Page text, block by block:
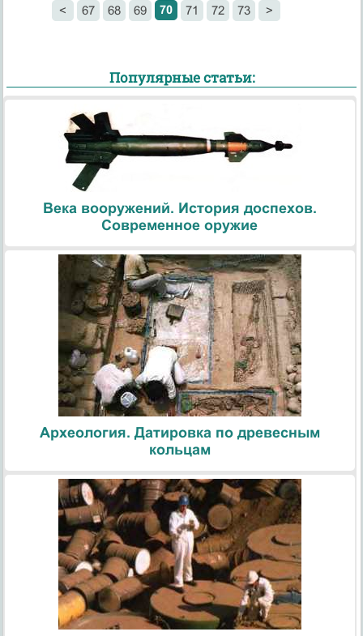
< 67 68 69 70 71 72 73 >
Популярные статьи:
Века вооружений. История доспехов.
Современное оружие
Археология. Датировка по древесным
кольцам